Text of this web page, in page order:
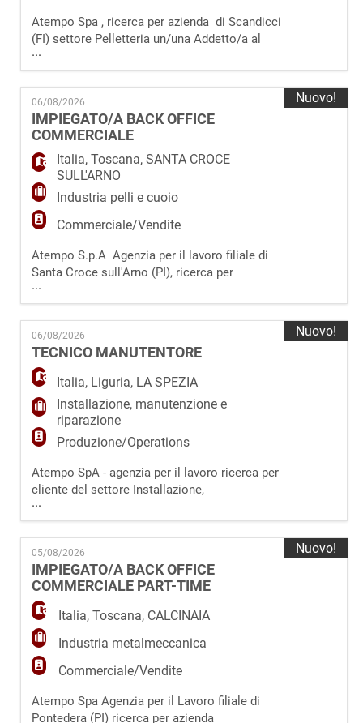
Atempo Spa , ricerca per azienda di Scandicci
(FI) settore Pelletteria un/una Addetto/a al
Colore. La risorsa si occuperà di: -
Eseguire le lavorazioni di preparazione delle
coste e delle superfici in pelle, assicurandone
la corretta finitura prima dell'applicazione del
colore. - Effettuare la coloritura di articoli e
componenti di pelle
...
06/08/2026
IMPIEGATO/A BACK OFFICE
COMMERCIALE
Italia,Toscana,SANTA CROCE
SULL'ARNO
Industria pelli e cuoio
Commerciale/Vendite
Atempo S.p.A Agenzia per il lavoro filiale di
Santa Croce sull'Arno (PI), ricerca per
conceria di Santa Croce sull'Arno
(PI) un/a Impiegato/a Back Office
Commerciale. La risorsa selezionata sarà
inserita nel Back Office Commerciale a diretto
riporto del Responsabile Commerciale. La
figura ricercata si occuperà di: - Inserimento
ordin
...
Nuovo!
06/08/2026
TECNICO MANUTENTORE
Italia, Liguria, LA SPEZIA
Installazione, manutenzione e
riparazione
Produzione/Operations
Atempo SpA - agenzia per il lavoro ricerca per
cliente del settore Installazione,
Manutenzione e Riparazione di Macchinari
con sede in provincia di La Spezia (SP)
un/una Tecnico Manutentore da inserire in
organico. La risorsa si occuperà di: ·
Installazione, riparazione e manutenzione di
macchinari presso aziende clienti; · R
...
Nuovo!
05/08/2026
IMPIEGATO/A BACK OFFICE
COMMERCIALE PART-TIME
Italia,Toscana, CALCINAIA
Industria metalmeccanica
Commerciale/Vendite
Atempo Spa Agenzia per il Lavoro filiale di
Pontedera (PI) ricerca per azienda
Nuovo!